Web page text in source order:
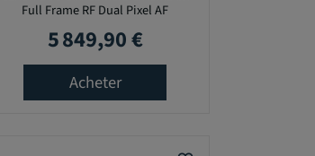
Full Frame RF Dual Pixel AF
Prix
5 849,90 €
Acheter